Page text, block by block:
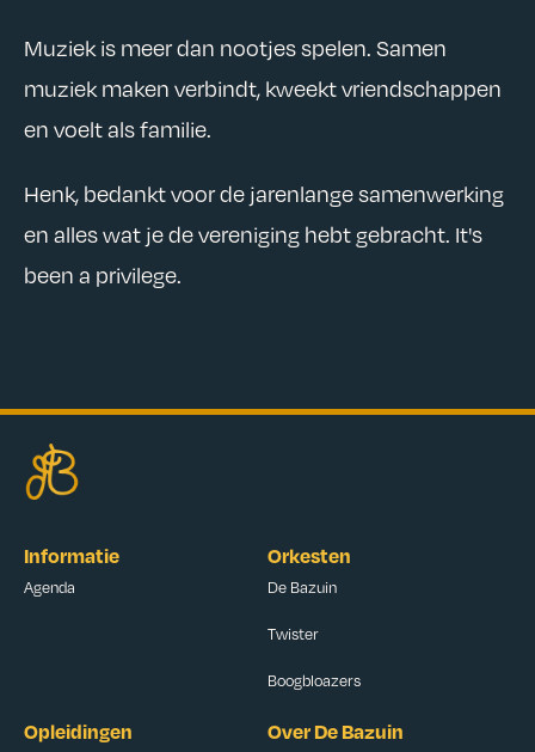
Muziek is meer dan nootjes spelen. Samen
muziek maken verbindt, kweekt vriendschappen
en voelt als familie.
Henk, bedankt voor de jarenlange samenwerking
en alles wat je de vereniging hebt gebracht. It's
been a privilege.
Informatie
Agenda
Orkesten
De Bazuin
Twister
Boogbloazers
Opleidingen Over De Bazuin